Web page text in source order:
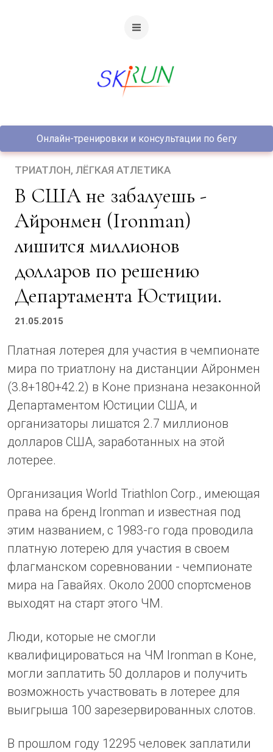
Онлайн-тренировки и консультации по бегу
ТРИАТЛОН ЛЁГКАЯ АТЛЕТИКА
В США не забалуешь -
Айронмен (Ironman)
лишится миллионов
долларов по решению
Департамента Юстиции.
21.05.2015
Платная лотерея для участия в чемпионате
мира по триатлону на дистанции Айронмен
(3.8+180+42.2) в Коне признана незаконной
Департаментом Юстиции США, и
организаторы лишатся 2.7 миллионов
долларов США, заработанных на этой
лотерее.
Организация World Triathlon Corp., имеющая
права на бренд Ironman и известная под
этим названием, с 1983-го года проводила
платную лотерею для участия в своем
флагманском соревновании - чемпионате
мира на Гавайях. Около 2000 спортсменов
выходят на старт этого ЧМ.
Люди, которые не смогли
квалифицироваться на ЧМ Ironman в Коне,
могли заплатить 50 долларов и получить
возможность участвовать в лотерее для
выигрыша 100 зарезервированных слотов.
В прошлом году 12295 человек заплатили